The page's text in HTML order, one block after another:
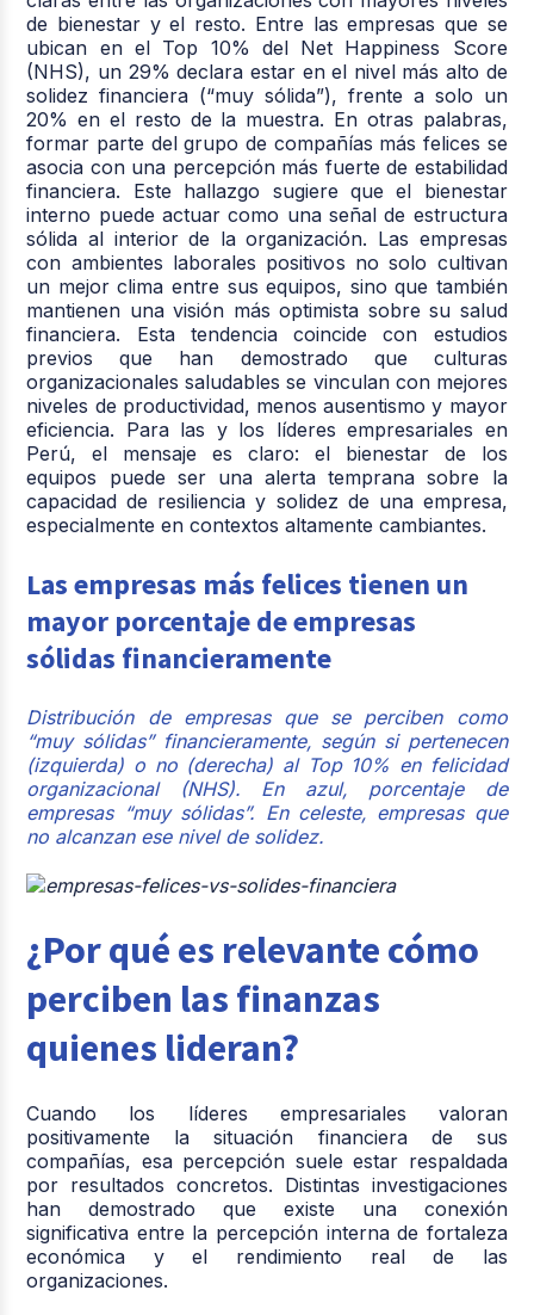
de bienestar y el resto. Entre las empresas que se
ubican en el Top 10% del Net Happiness Score
(NHS), un 29% declara estar en el nivel más alto de
solidez financiera (“muy sólida”), frente a solo un
20% en el resto de la muestra. En otras palabras,
formar parte del grupo de compañías más felices se
asocia con una percepción más fuerte de estabilidad
financiera. Este hallazgo sugiere que el bienestar
interno puede actuar como una señal de estructura
sólida al interior de la organización. Las empresas
con ambientes laborales positivos no solo cultivan
un mejor clima entre sus equipos, sino que también
mantienen una visión más optimista sobre su salud
financiera. Esta tendencia coincide con estudios
previos que han demostrado que culturas
organizacionales saludables se vinculan con mejores
niveles de productividad, menos ausentismo y mayor
eficiencia. Para las y los líderes empresariales en
Perú, el mensaje es claro: el bienestar de los
equipos puede ser una alerta temprana sobre la
capacidad de resiliencia y solidez de una empresa,
especialmente en contextos altamente cambiantes.
Las empresas más felices tienen un
mayor porcentaje de empresas
sólidas financieramente
Distribución de empresas que se perciben como
“muy sólidas” financieramente, según si pertenecen
(izquierda) o no (derecha) al Top 10% en felicidad
organizacional (NHS). En azul, porcentaje de
empresas “muy sólidas”. En celeste, empresas que
no alcanzan ese nivel de solidez.
¿Por qué es relevante cómo
perciben las finanzas
quienes lideran?
Cuando los líderes empresariales valoran
positivamente la situación financiera de sus
compañías, esa percepción suele estar respaldada
por resultados concretos. Distintas investigaciones
han demostrado que existe una conexión
significativa entre la percepción interna de fortaleza
económica y el rendimiento real de las
organizaciones.